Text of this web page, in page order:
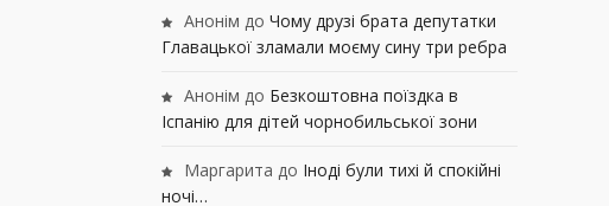
Анонім до Чому друзі брата депутатки
Главацької зламали моєму сину три ребра
Анонім до Безкоштовна поїздка в
Іспанію для дітей чорнобильської зони
Маргарита до Іноді були тихі й спокійні
ночі…